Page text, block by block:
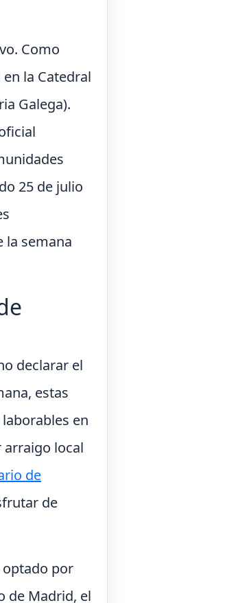
Como
la Catedral
Galega).
25 de julio
la semana
declarar el
estas
en
arraigo local
de
de
optado por
de Madrid, el